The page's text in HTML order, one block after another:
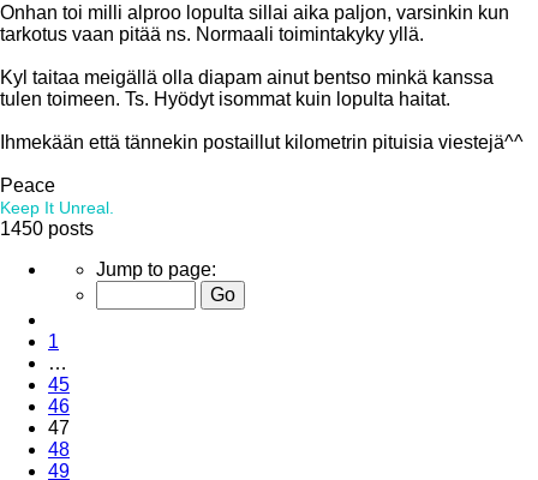
Onhan toi milli alproo lopulta sillai aika paljon, varsinkin kun
tarkotus vaan pitää ns. Normaali toimintakyky yllä.
Kyl taitaa meigällä olla diapam ainut bentso minkä kanssa
tulen toimeen. Ts. Hyödyt isommat kuin lopulta haitat.
Ihmekään että tännekin postaillut kilometrin pituisia viestejä^^
Peace
Keep It Unreal.
Top
1450 posts
Page
49
Jump to page:
1
…
45
46
47
48
49